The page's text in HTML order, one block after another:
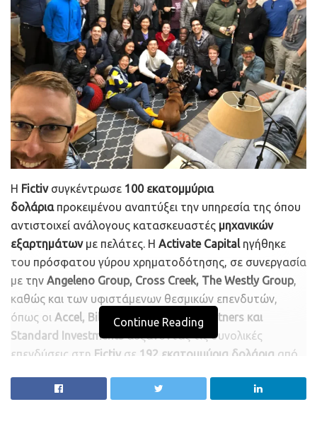
Η Fictivσυγκέντρωσε 100 εκατομμύρια
δολάριαπροκειμένου αναπτύξει την υπηρεσία της όπου
αντιστοιχεί ανάλογους κατασκευαστές μηχανικών
εξαρτημάτωνμε πελάτες. Η Activate Capitalηγήθηκε
του πρόσφατου γύρου χρηματοδότησης, σε συνεργασία
με την Angeleno Group, Cross Creek, The Westly Group,
καθώς και των υφιστάμενων θεσμικών επενδυτών,
όπως οι Accel, Bill Gates, G2 Venture Partners και
Standard Investmentsαυξάνοντας τις συνολικές
επενδύσεις στη Fictiv σε 192 εκατομμύρια δολάρια από
Η υπηρεσία τηςStartupαπλοποιεί τη διαδικασία
Continue Reading